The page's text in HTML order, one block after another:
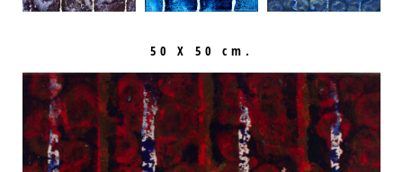
50 X 50 cm.